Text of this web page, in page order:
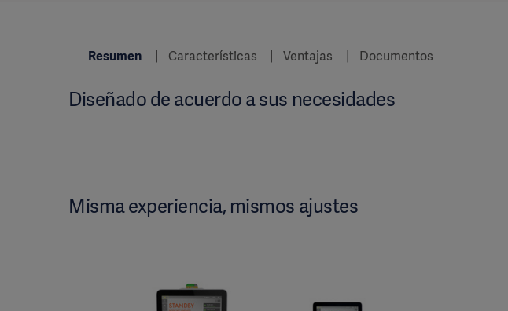
Resumen Características Ventajas Documentos
Diseñado de acuerdo a sus necesidades
Misma experiencia, mismos ajustes